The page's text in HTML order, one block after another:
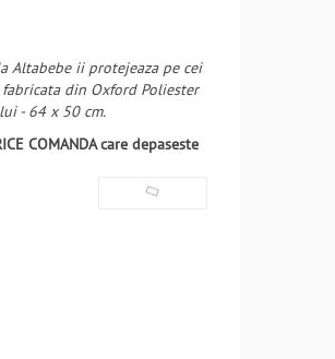
Altabebe ii protejeaza pe cei
din Oxford Poliester
- 64 x 50 cm.
COMANDA care depaseste